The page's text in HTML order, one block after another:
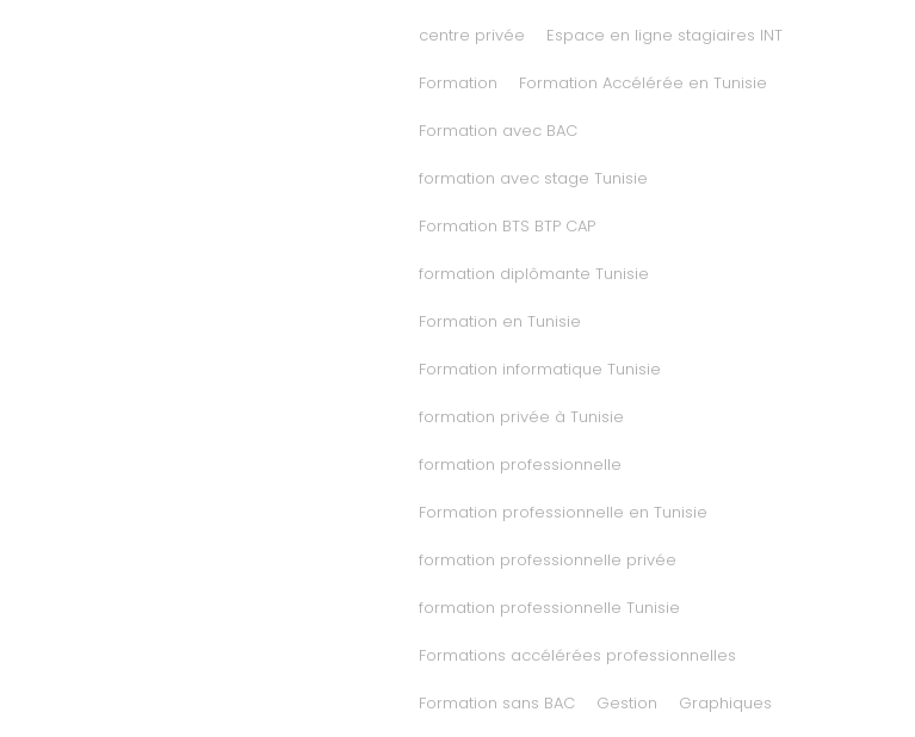
centre privée Espace en ligne stagiaires INT
Formation Formation Accélérée en Tunisie
Formation avec BAC
formation avec stage Tunisie
Formation BTS BTP CAP
formation diplômante Tunisie
Formation en Tunisie
Formation informatique Tunisie
formation privée à Tunisie
formation professionnelle
Formation professionnelle en Tunisie
formation professionnelle privée
formation professionnelle Tunisie
Formations accélérées professionnelles
Formation sans BAC Gestion Graphiques